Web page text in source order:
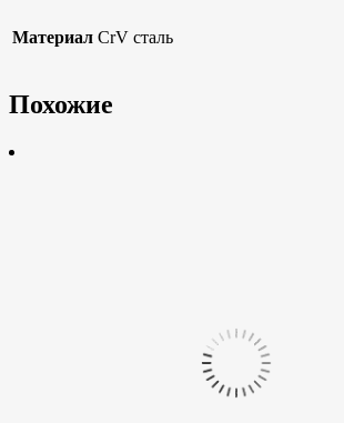
Материал CrV сталь
Похожие